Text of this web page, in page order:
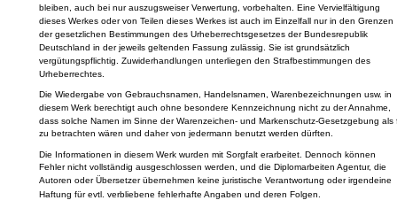
bleiben, auch bei nur auszugsweiser Verwertung, vorbehalten. Eine Vervielfältigung
dieses Werkes oder von Teilen dieses Werkes ist auch im Einzelfall nur in den Grenzen
der gesetzlichen Bestimmungen des Urheberrechtsgesetzes der Bundesrepublik
Deutschland in der jeweils geltenden Fassung zulässig. Sie ist grundsätzlich
vergütungspflichtig. Zuwiderhandlungen unterliegen den Strafbestimmungen des
Urheberrechtes.
Die Wiedergabe von Gebrauchsnamen, Handelsnamen, Warenbezeichnungen usw. in
diesem Werk berechtigt auch ohne besondere Kennzeichnung nicht zu der Annahme,
dass solche Namen im Sinne der Warenzeichen- und Markenschutz-Gesetzgebung als
zu betrachten wären und daher von jedermann benutzt werden dürften.
Die Informationen in diesem Werk wurden mit Sorgfalt erarbeitet. Dennoch können
Fehler nicht vollständig ausgeschlossen werden, und die Diplomarbeiten Agentur, die
Autoren oder Übersetzer übernehmen keine juristische Verantwortung oder irgendeine
Haftung für evtl. verbliebene fehlerhafte Angaben und deren Folgen.